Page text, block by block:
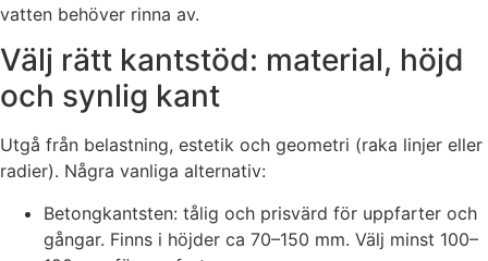
vatten behöver rinna av.
Välj rätt kantstöd: material, höjd
och synlig kant
Utgå från belastning, estetik och geometri (raka linjer eller
radier). Några vanliga alternativ:
Betongkantsten: tålig och prisvärd för uppfarter och
gångar. Finns i höjder ca 70–150 mm. Välj minst 100–